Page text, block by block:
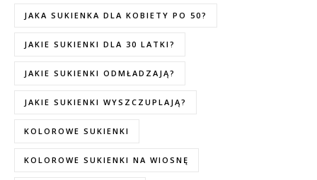
JAKA SUKIENKA DLA KOBIETY PO 50?
JAKIE SUKIENKI DLA 30 LATKI?
JAKIE SUKIENKI ODMŁADZAJĄ?
JAKIE SUKIENKI WYSZCZUPLAJĄ?
KOLOROWE SUKIENKI
KOLOROWE SUKIENKI NA WIOSNĘ